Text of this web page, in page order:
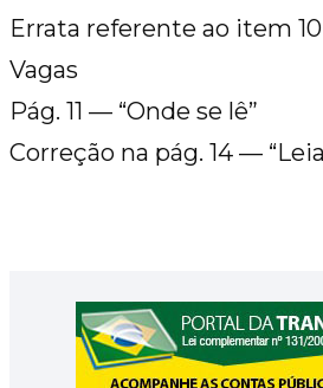
Errata referente ao item
Vagas
Pág. 11 — “Onde se lê”
Correção na pág. 14 —